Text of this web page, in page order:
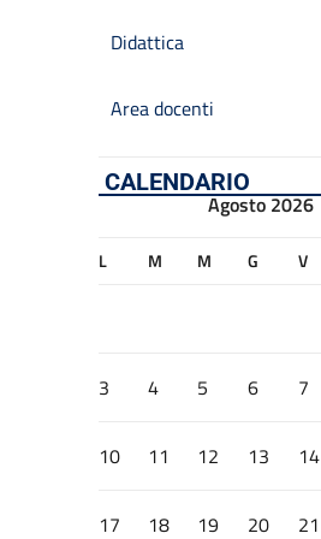
Didattica
Area docenti
CALENDARIO
Agosto 2026
L M M G V
3 4 5 6 7
10 11 12 13 14
17 18 19 20 21